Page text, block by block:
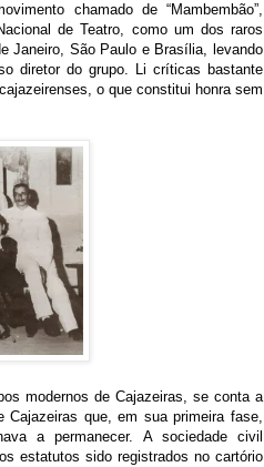
chamado de “Mambembão”,
de Teatro, como um dos raros
Janeiro, São Paulo e Brasília, levando
diretor do grupo. Li críticas bastante
o que constitui honra sem
modernos de Cajazeiras, se conta a
Cajazeiras que, em sua primeira fase,
a permanecer. A sociedade civil
estatutos sido registrados no cartório